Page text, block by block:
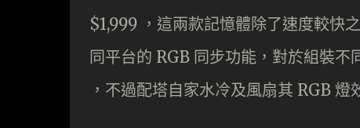
$1,999 ，這兩款記憶體除了速度較快
同平台的 RGB 同步功能，對於組裝
，不過配塔自家水冷及風扇其 RGB 燈